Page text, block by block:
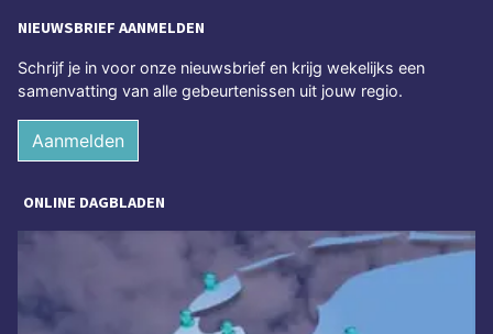
NIEUWSBRIEF AANMELDEN
Schrijf je in voor onze nieuwsbrief en krijg wekelijks een
samenvatting van alle gebeurtenissen uit jouw regio.
Aanmelden
ONLINE DAGBLADEN